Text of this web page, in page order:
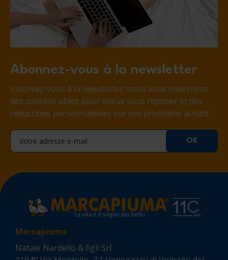
Abonnez-vous à la newsletter
Inscrivez-vous à la newsletter; nous vous enverrons
des conseils utiles pour mieux vous reposer et des
réductions personnalisées sur vos prochains achats.
Marcapiuma
Natale Nardello & figli Srl